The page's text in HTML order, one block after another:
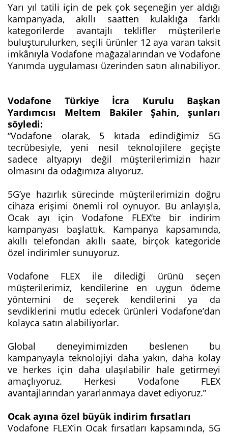
Yarı yıl tatili için de pek çok seçeneğin yer aldığı
kampanyada, akıllı saatten kulaklığa farklı
kategorilerde avantajlı teklifler müşterilerle
buluşturulurken, seçili ürünler 12 aya varan taksit
imkânıyla Vodafone mağazalarından ve Vodafone
Yanımda uygulaması üzerinden satın alınabiliyor.
Vodafone Türkiye İcra Kurulu Başkan
Yardımcısı Meltem Bakiler Şahin, şunları
söyledi:
“Vodafone olarak, 5 kıtada edindiğimiz 5G
tecrübesiyle, yeni nesil teknolojilere geçişte
sadece altyapıyı değil müşterilerimizin hazır
olmasını da odağımıza alıyoruz.
5G’ye hazırlık sürecinde müşterilerimizin doğru
cihaza erişimi önemli rol oynuyor. Bu anlayışla,
Ocak ayı için Vodafone FLEX’te bir indirim
kampanyası başlattık. Kampanya kapsamında,
akıllı telefondan akıllı saate, birçok kategoride
özel indirimler sunuyoruz.
Vodafone FLEX ile dilediği ürünü seçen
müşterilerimiz, kendilerine en uygun ödeme
yöntemini de seçerek kendilerini ya da
sevdiklerini mutlu edecek ürünleri Vodafone’dan
kolayca satın alabiliyorlar.
Global deneyimimizden beslenen bu
kampanyayla teknolojiyi daha yakın, daha kolay
ve herkes için daha ulaşılabilir hale getirmeyi
amaçlıyoruz. Herkesi Vodafone FLEX
avantajlarından yararlanmaya davet ediyoruz.”
Ocak ayına özel büyük indirim fırsatları
Vodafone FLEX’in Ocak fırsatları kapsamında, 5G